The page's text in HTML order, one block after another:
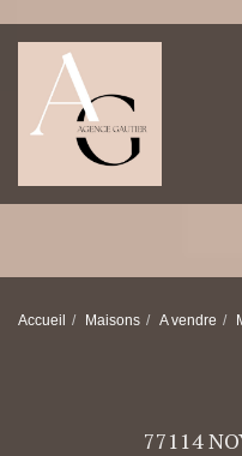
Accueil Maisons A vendre
77114